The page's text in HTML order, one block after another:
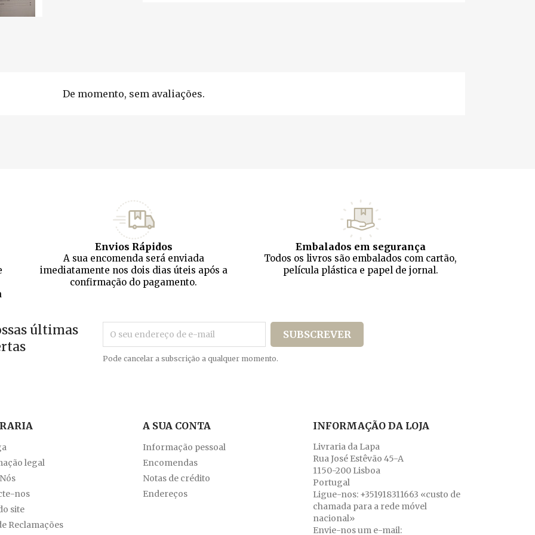
De momento, sem avaliações.
Envios Rápidos
A sua encomenda será enviada
imediatamente nos dois dias úteis após a
confirmação do pagamento.
Embalados em segurança
Todos os livros são embalados com cartão,
película plástica e papel de jornal.
últimas
Pode cancelar a subscrição a qualquer momento.
legal
nos
site
Reclamações
A SUA CONTA
Informação pessoal
Encomendas
Notas de crédito
Endereços
INFORMAÇÃO DA LOJA
Livraria da Lapa
Rua José Estêvão 45-A
1150-200 Lisboa
Portugal
Ligue-nos: +351918311663 «custo de
chamada para a rede móvel
nacional»
Envie-nos um e-mail: